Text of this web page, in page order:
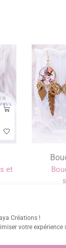
Créations !
votre expérience
et